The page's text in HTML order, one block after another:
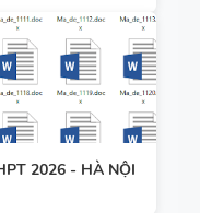
2026 - HÀ NỘI